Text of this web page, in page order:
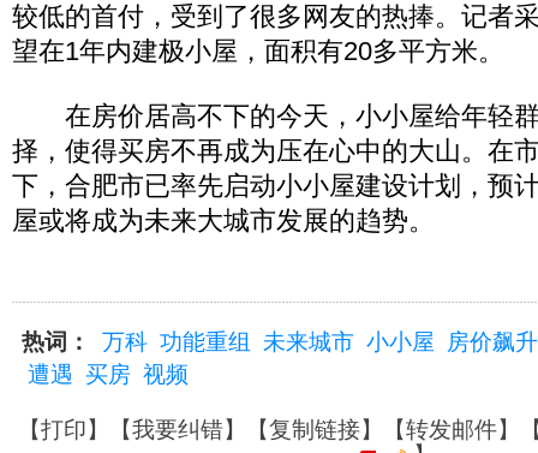
较低的首付，受到了很多网友的热捧。记者
望在1年内建极小屋，面积有20多平方米。
在房价居高不下的今天，小小屋给年轻
择，使得买房不再成为压在心中的大山。在
下，合肥市已率先启动小小屋建设计划，预
屋或将成为未来大城市发展的趋势。
热词： 万科 功能重组 未来城市 小小屋
房价飙升
遭遇 买房 视频
【打印】【我要纠错】【复制链接】【转发邮件】